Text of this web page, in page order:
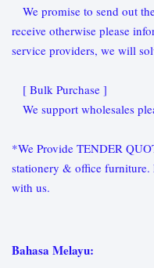
We promise to send out
receive otherwise please
service providers, we will
[ Bulk Purchase ]
We support wholesales
*We Provide TENDER
stationery & office furniture.
with us.
Bahasa Melayu: